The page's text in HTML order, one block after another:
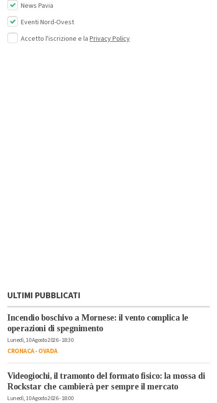
News Pavia
Eventi Nord-Ovest
Accetto l'iscrizione e la Privacy Policy
ULTIMI PUBBLICATI
Incendio boschivo a Mornese: il vento complica le
operazioni di spegnimento
Lunedì, 10 Agosto 2026 - 18:30
CRONACA-OVADA
Videogiochi, il tramonto del formato fisico: la mossa di
Rockstar che cambierà per sempre il mercato
Lunedì, 10 Agosto 2026 - 18:00